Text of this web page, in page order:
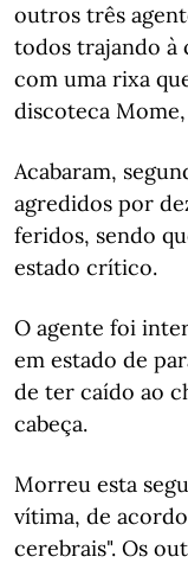
outros três
todos trajando à
com uma rixa
discoteca Mome,
Acabaram,
agredidos por
feridos, sendo
estado crítico.
O agente foi
em estado de
de ter caído ao
cabeça.
Morreu esta
vítima, de acordo
cerebrais". Os